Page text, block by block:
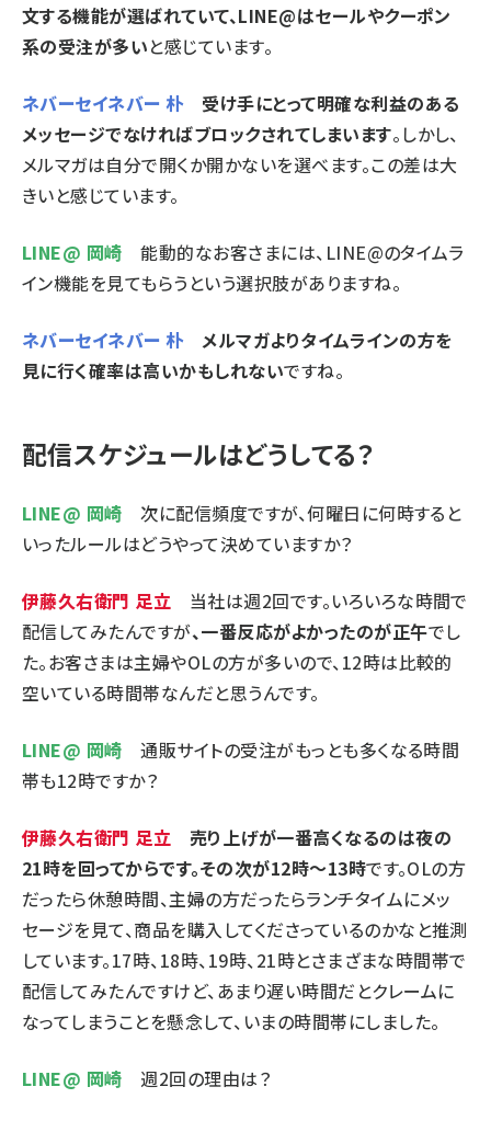
文する機能が選ばれていて、LINE@はセールやクーポン
系の受注が多いと感じています。
ネバーセイネバー 朴
受け手にとって明確な利益のある
メッセージでなければブロックされてしまいます。しかし、
メルマガは自分で開くか開かないを選べます。この差は大
きいと感じています。
LINE@ 岡崎 能動的なお客さまには、LINE@のタイムラ
イン機能を見てもらうという選択肢がありますね。
ネバーセイネバー 朴
メルマガよりタイムラインの方を
見に行く確率は高いかもしれないですね。
配信スケジュールはどうしてる？
LINE@ 岡崎 次に配信頻度ですが、何曜日に何時すると
いったルールはどうやって決めていますか？
伊藤久右衛門 足立 当社は週2回です。いろいろな時間で
配信してみたんですが、一番反応がよかったのが正午でし
た。お客さまは主婦やOLの方が多いので、12時は比較的
空いている時間帯なんだと思うんです。
LINE@ 岡崎 通販サイトの受注がもっとも多くなる時間
帯も12時ですか？
伊藤久右衛門 足立 売り上げが一番高くなるのは夜の
21時を回ってからです。その次が12時～13時です。OLの方
だったら休憩時間、主婦の方だったらランチタイムにメッ
セージを見て、商品を購入してくださっているのかなと推測
しています。17時、18時、19時、21時とさまざまな時間帯で
配信してみたんですけど、あまり遅い時間だとクレームに
なってしまうことを懸念して、いまの時間帯にしました。
LINE@ 岡崎 週2回の理由は？